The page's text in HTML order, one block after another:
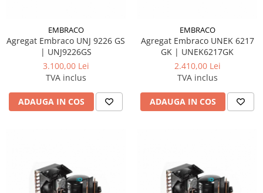
EMBRACO
Agregat Embraco UNJ 9226 GS
| UNJ9226GS
3.100,00 Lei
TVA inclus
ADAUGA IN COS
EMBRACO
Agregat Embraco UNEK 6217
GK | UNEK6217GK
2.410,00 Lei
TVA inclus
ADAUGA IN COS